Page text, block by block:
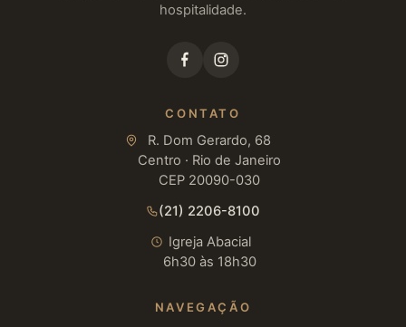
hospitalidade.
CONTATO
R. Dom Gerardo, 68
Centro · Rio de Janeiro
CEP 20090-030
(21) 2206-8100
Igreja Abacial
6h30 às 18h30
NAVEGAÇÃO